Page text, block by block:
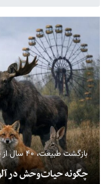
بازگشت طبیعت، ۴۰ سال از پس انفجار هسته‌ای‌ چرنوبیل
چگونه حیات‌وحش در